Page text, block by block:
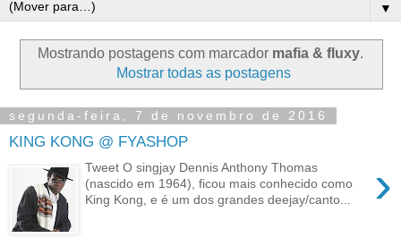
▼
Mostrando postagens com marcador mafia & fluxy.
Mostrar todas as postagens
segunda-feira, 7 de novembro de 2016
KING KONG @ FYASHOP
›
Tweet O singjay Dennis Anthony Thomas
(nascido em 1964), ficou mais conhecido como
King Kong, e é um dos grandes deejay/canto...